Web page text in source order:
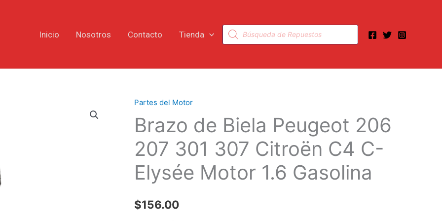
Inicio Nosotros Contacto Tienda
Búsqueda
de
productos
Partes del Motor
Brazo de Biela Peugeot 206
207 301 307 Citroën C4 C-
Elysée Motor 1.6 Gasolina
$156.00
Brazo
de
Biela
Peugeot
206
207
307
Citroën